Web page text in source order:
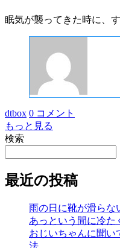
眠気が襲ってきた時に、
dtbox 0 コメント
もっと見る
検索
最近の投稿
雨の日に靴が滑らな
あっという間に冷
おじいちゃんに聞い
法